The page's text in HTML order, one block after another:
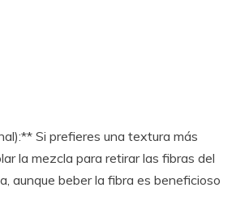
Si prefieres una textura más
la mezcla para retirar las fibras del
aunque beber la fibra es beneficioso